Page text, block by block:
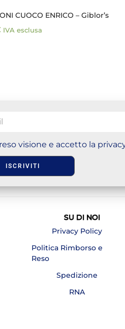
CUOCO ENRICO – Giblor’s
IVA esclusa
visione e accetto la
ISCRIVITI
SU DI NOI
Privacy Policy
Politica Rimborso e
Reso
Spedizione
RNA